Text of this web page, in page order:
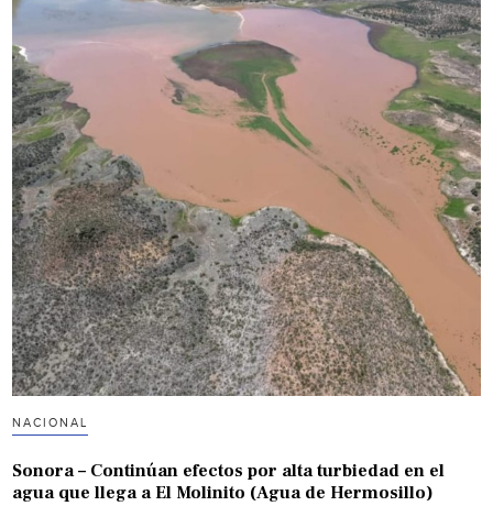
NACIONAL
Sonora – Continúan efectos por alta turbiedad en el
agua que llega a El Molinito (Agua de Hermosillo)